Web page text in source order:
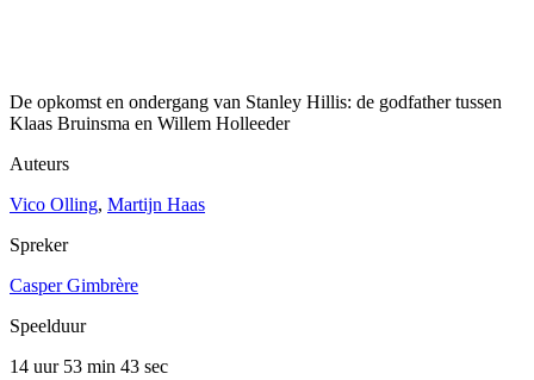
De opkomst en ondergang van Stanley Hillis: de godfather tussen
Klaas Bruinsma en Willem Holleeder
Auteurs
Vico Olling, Martijn Haas
Spreker
Casper Gimbrère
Speelduur
14 uur 53 min 43 sec